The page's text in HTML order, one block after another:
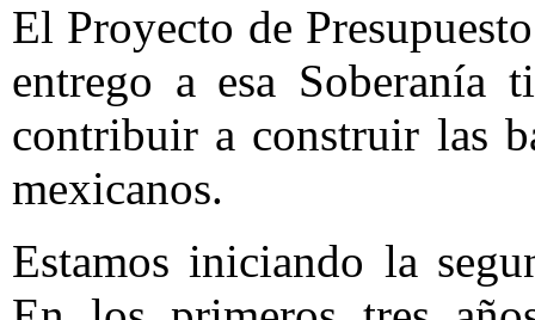
El Proyecto de
entrego a esa Soberanía
contribuir a construir las
mexicanos.
Estamos iniciando la